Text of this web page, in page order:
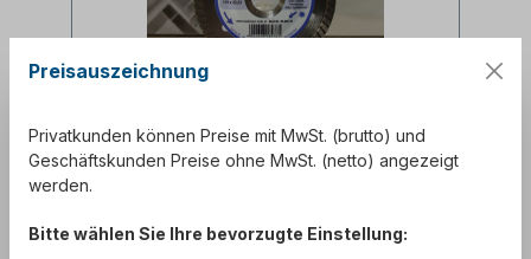
Preisauszeichnung
Privatkunden können Preise mit MwSt. (brutto) und
Geschäftskunden Preise ohne MwSt. (netto) angezeigt
werden.
Bitte wählen Sie Ihre bevorzugte Einstellung: